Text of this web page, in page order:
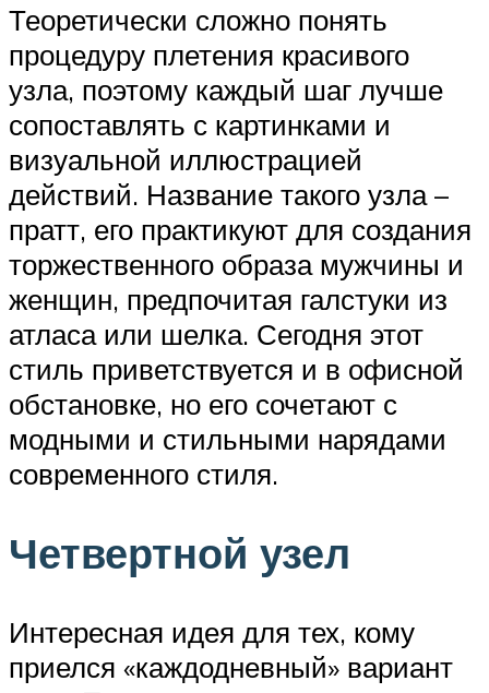
Теоретически сложно понять
процедуру плетения красивого
узла, поэтому каждый шаг лучше
сопоставлять с картинками и
визуальной иллюстрацией
действий. Название такого узла –
пратт, его практикуют для создания
торжественного образа мужчины и
женщин, предпочитая галстуки из
атласа или шелка. Сегодня этот
стиль приветствуется и в офисной
обстановке, но его сочетают с
модными и стильными нарядами
современного стиля.
Четвертной узел
Интересная идея для тех, кому
приелся «каждодневный» вариант